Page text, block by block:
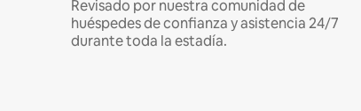
Revisado por nuestra comunidad de
huéspedes de confianza y asistencia 24/7
durante toda la estadía.